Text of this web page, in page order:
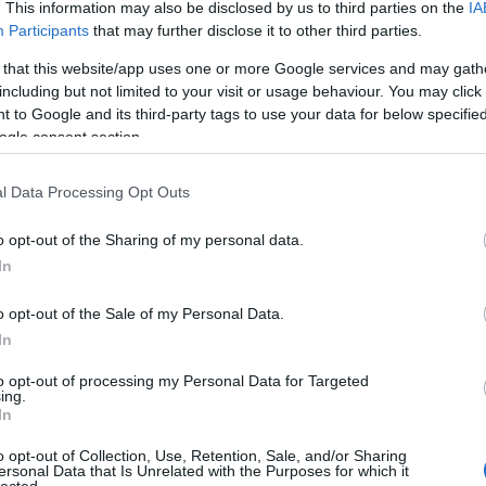
This information may also be disclosed by us to third parties on the
Participants that may further disclose it to other third parties.
that this website/app uses one or more Google services and may
but not limited to your visit or usage behaviour. You may
to Google and its third-party tags to use your data for below
consent section.
Data Processing Opt Outs
opt-out of the Sharing of my personal data.
opt-out of the Sale of my Personal Data.
opt-out of processing my Personal Data for Targeted
opt-out of Collection, Use, Retention, Sale, and/or Sharing
Data that Is Unrelated with the Purposes for which it
Gellért
Royal
Jászai
Kálvin
Kolbász